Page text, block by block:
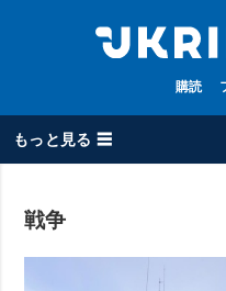
購読
もっと見る ☰
戦争